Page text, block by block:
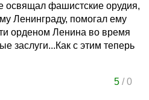
освящал фашистские орудия,
Ленинграду, помогал ему
орденом Ленина во время
заслуги...Как с этим теперь
5/0